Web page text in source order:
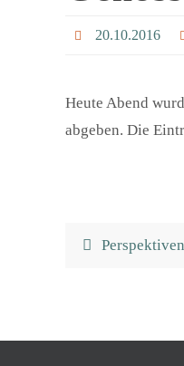
20.10.2016
Heute Abend
abgeben. Die